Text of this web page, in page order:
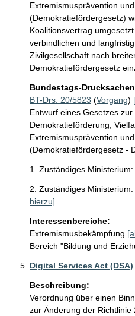
Extremismusprävention
(Demokratiefördergesetz)
Koalitionsvertrag
verbindlichen und
Zivilgesellschaft nach
Demokratiefördergesetz
Bundestags-
BT-Drs. 20/5823 (Vorgang)
Entwurf eines Gesetzes
Demokratieförderung,
Extremismusprävention
(Demokratiefördergesetz -
1. Zuständiges Ministerium:
2. Zuständiges Ministerium:
hierzu]
Interessenbereiche:
Extremismusbekämpfung
Bereich "Bildung und
Digital Services Act (DSA)
Beschreibung:
Verordnung über einen
zur Änderung der Richtlinie